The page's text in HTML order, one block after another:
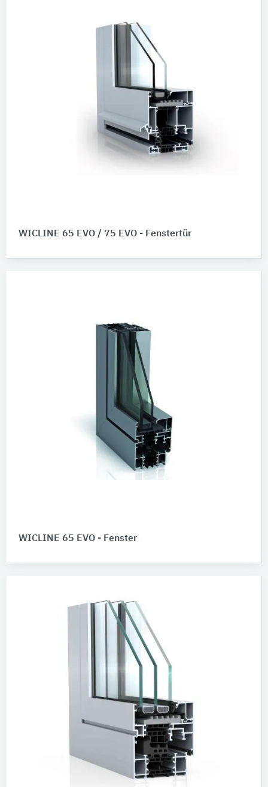
WICLINE 65 EVO / 75 EVO - Fenstertür
WICLINE 65 EVO - Fenster